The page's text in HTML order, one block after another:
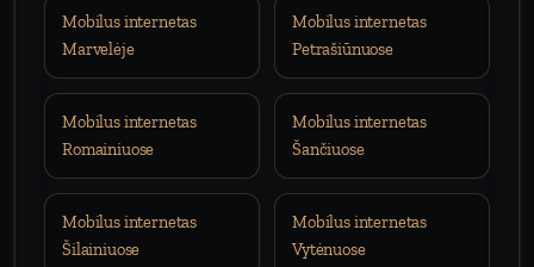
Mobilus internetas
Marvelėje
Mobilus internetas
Petrašiūnuose
Mobilus internetas
Romainiuose
Mobilus internetas
Šančiuose
Mobilus internetas
Šilainiuose
Mobilus internetas
Vytėnuose